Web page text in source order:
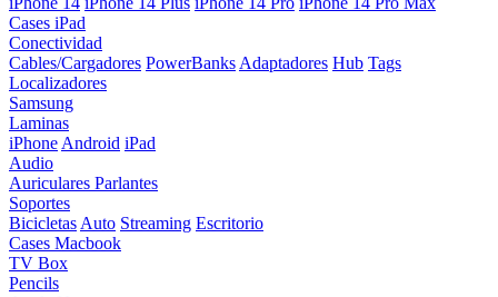
Cases iPad
Conectividad
Cables/Cargadores PowerBanks Adaptadores Hub Tags
Localizadores
Samsung
Laminas
iPhone Android iPad
Audio
Auriculares Parlantes
Soportes
Bicicletas Auto Streaming Escritorio
Cases Macbook
TV Box
Pencils